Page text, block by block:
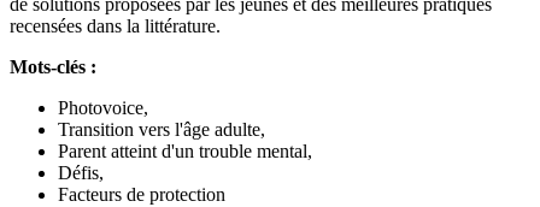
de solutions proposées par les jeunes et des meilleures pratiques
recensées dans la littérature.
Mots-clés :
Photovoice,
Transition vers l'âge adulte,
Parent atteint d'un trouble mental,
Défis,
Facteurs de protection